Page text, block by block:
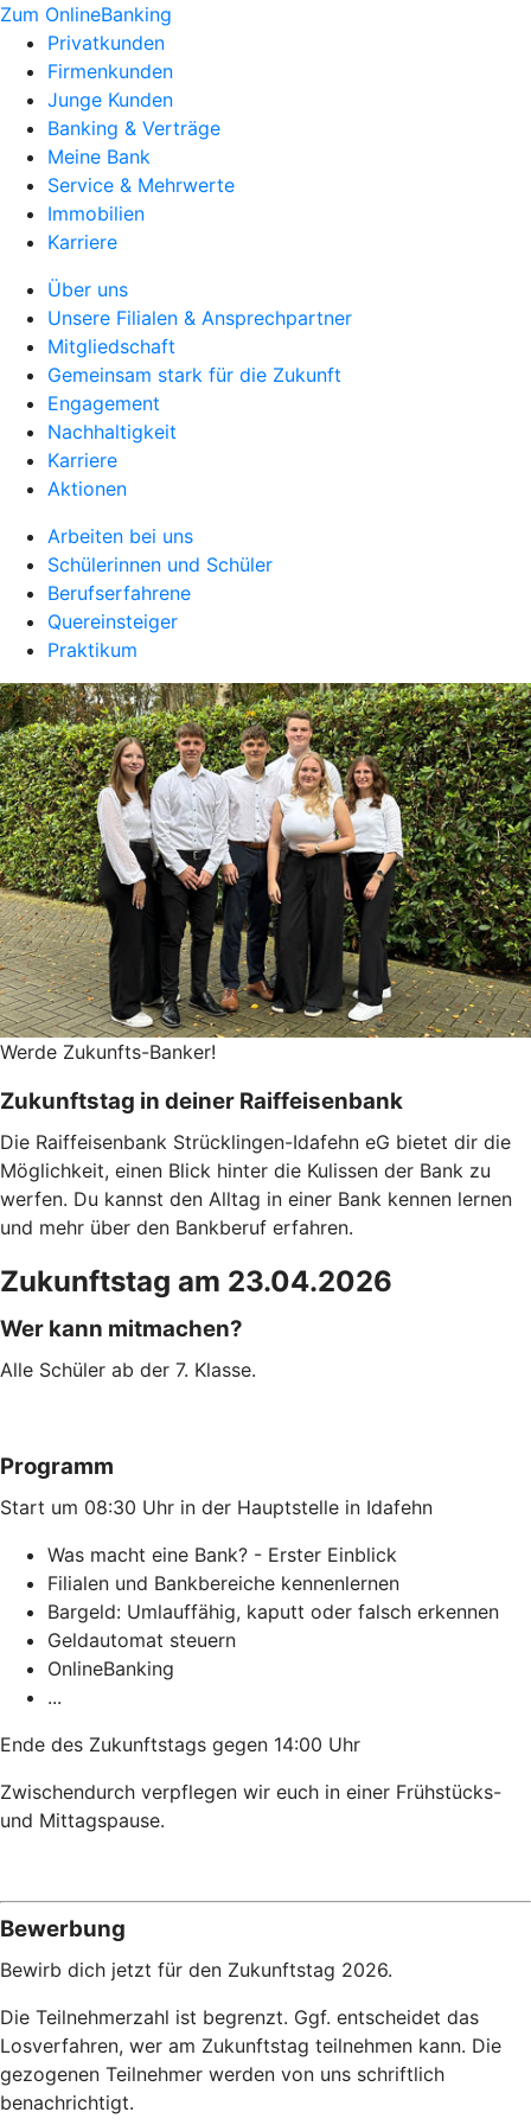
Zum OnlineBanking
Privatkunden
Firmenkunden
Junge Kunden
Banking & Verträge
Meine Bank
Service & Mehrwerte
Immobilien
Karriere
Über uns
Unsere Filialen & Ansprechpartner
Mitgliedschaft
Gemeinsam stark für die Zukunft
Engagement
Nachhaltigkeit
Karriere
Aktionen
Arbeiten bei uns
Schülerinnen und Schüler
Berufserfahrene
Quereinsteiger
Praktikum
Werde Zukunfts-Banker!
Zukunftstag in deiner Raiffeisenbank
Die Raiffeisenbank Strücklingen-Idafehn eG bietet dir die
Möglichkeit, einen Blick hinter die Kulissen der Bank zu
werfen. Du kannst den Alltag in einer Bank kennen lernen
und mehr über den Bankberuf erfahren.
Zukunftstag am 23.04.2026
Wer kann mitmachen?
Alle Schüler ab der 7. Klasse.
Programm
Start um 08:30 Uhr in der Hauptstelle in Idafehn
Was macht eine Bank? - Erster Einblick
Filialen und Bankbereiche kennenlernen
Bargeld: Umlauffähig, kaputt oder falsch erkennen
Geldautomat steuern
OnlineBanking
...
Ende des Zukunftstags gegen 14:00 Uhr
Zwischendurch verpflegen wir euch in einer Frühstücks-
und Mittagspause.
Bewerbung
Bewirb dich jetzt für den Zukunftstag 2026.
Die Teilnehmerzahl ist begrenzt. Ggf. entscheidet das
Losverfahren, wer am Zukunftstag teilnehmen kann. Die
gezogenen Teilnehmer werden von uns schriftlich
benachrichtigt.